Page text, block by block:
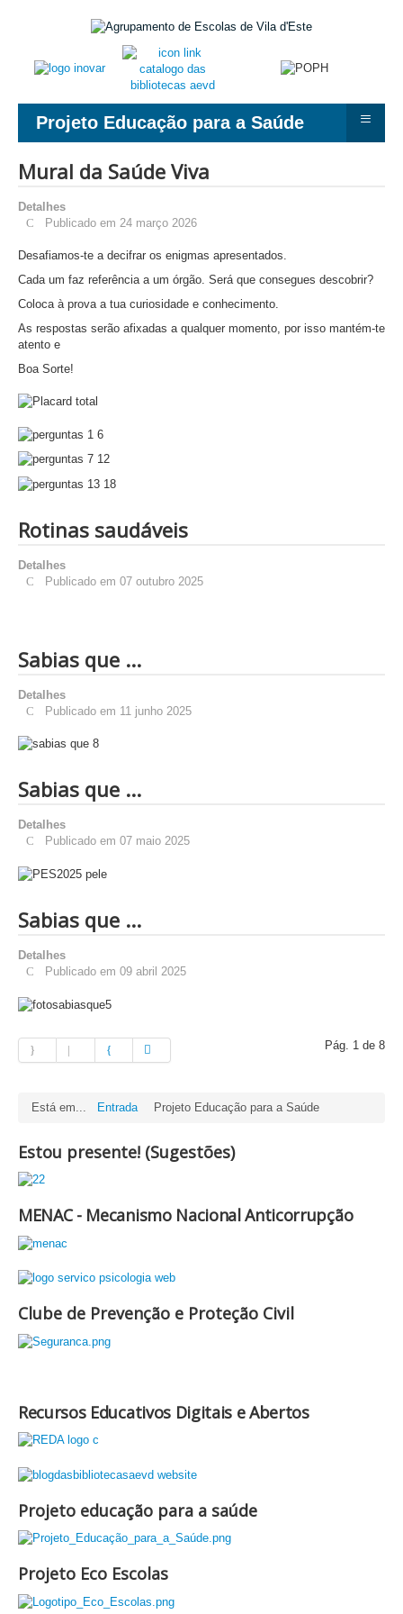
Projeto Educação para a Saúde ≡
Estou presente! (Sugestões)
MENAC - Mecanismo Nacional Anticorrupção
Clube de Prevenção e Proteção Civil
Mural da Saúde Viva
Detalhes
Publicado em 24 março 2026
Desafiamos-te a decifrar os enigmas apresentados.
Cada um faz referência a um órgão. Será que consegues descobrir?
Coloca à prova a tua curiosidade e conhecimento.
As respostas serão afixadas a qualquer momento, por isso mantém-te
atento e
Boa Sorte!
Rotinas saudáveis
Detalhes
Publicado em 07 outubro 2025
Sabias que ...
Detalhes
Publicado em 11 junho 2025
Sabias que ...
Detalhes
Publicado em 07 maio 2025
Sabias que ...
Detalhes
Publicado em 09 abril 2025
Pág. 1 de 8
Está em... Entrada Projeto Educação para a Saúde
Recursos Educativos Digitais e Abertos
Projeto educação para a saúde
Projeto Eco Escolas